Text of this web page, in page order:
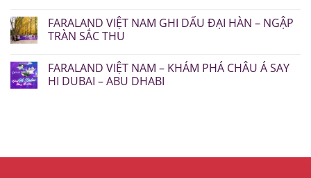
FARALAND VIỆT NAM GHI DẤU ĐẠI HÀN – NGẬP
TRÀN SẮC THU
FARALAND VIỆT NAM – KHÁM PHÁ CHÂU Á SAY
HI DUBAI – ABU DHABI